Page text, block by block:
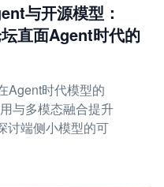
与开源模型：
直面Agent时代的
Agent时代模型的
与多模态融合提升
讨端侧小模型的可